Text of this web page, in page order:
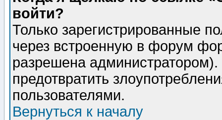
войти?
Только зарегистрированные
через встроенную в форум
разрешена
предотвратить
пользователями.
Вернуться к началу